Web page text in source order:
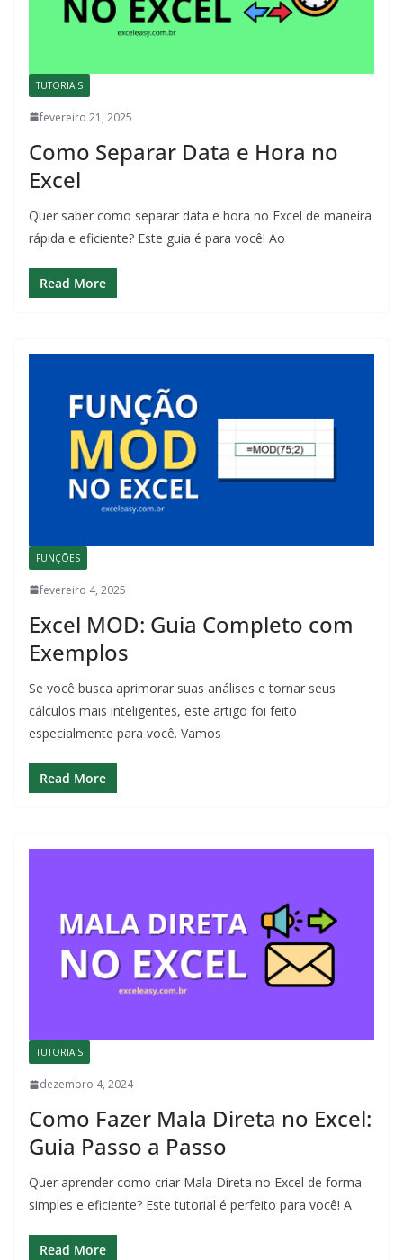
TUTORIAIS
fevereiro 21, 2025
Como Separar Data e Hora no
Excel
Quer saber como separar data e hora no Excel de maneira
rápida e eficiente? Este guia é para você! Ao
Read More
FUNÇÕES
fevereiro 4, 2025
Excel MOD: Guia Completo com
Exemplos
Se você busca aprimorar suas análises e tornar seus
cálculos mais inteligentes, este artigo foi feito
especialmente para você. Vamos
Read More
TUTORIAIS
dezembro 4, 2024
Como Fazer Mala Direta no Excel:
Guia Passo a Passo
Quer aprender como criar Mala Direta no Excel de forma
simples e eficiente? Este tutorial é perfeito para você! A
Read More